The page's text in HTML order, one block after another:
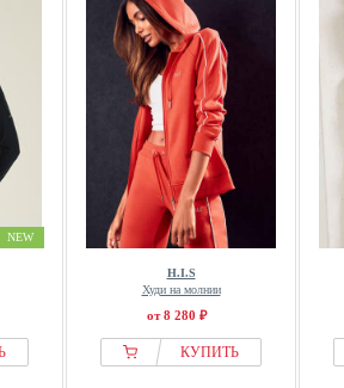
NEW
H.I.S
Худи на молнии
от 8 280 ₽
КУПИТЬ